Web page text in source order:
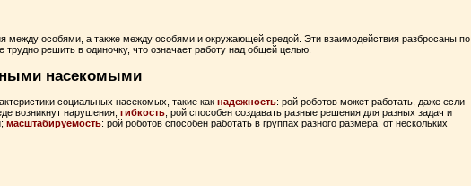
между особями, а также между особями и окружающей средой. Эти взаимодействия разбросаны по
решить в одиночку, что означает работу над общей целью.
насекомыми
социальных насекомых, такие как надежность: рой роботов может работать, даже если
возникнут нарушения; гибкость , рой способен создавать разные решения для разных задач и
масштабируемость: рой роботов способен работать в группах разного размера: от нескольких